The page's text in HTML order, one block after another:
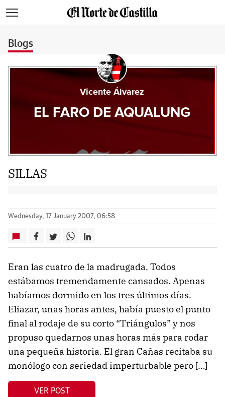
Blogs
Vicente Álvarez
EL FARO DE AQUALUNG
SILLAS
Wednesday, 17 January 2007, 06:58
Eran las cuatro de la madrugada. Todos
estábamos tremendamente cansados. Apenas
habíamos dormido en los tres últimos días.
Eliazar, unas horas antes, había puesto el punto
final al rodaje de su corto “Triángulos” y nos
propuso quedarnos unas horas más para rodar
una pequeña historia. El gran Cañas recitaba su
monólogo con seriedad imperturbable pero […]
VER POST